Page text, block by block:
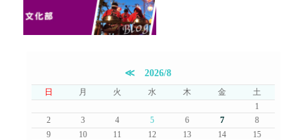
≪ 2026/8
日 月 火 水 木 金
土
1
2
3 4 5 6 7
8
9
10 11 12 13 14
15